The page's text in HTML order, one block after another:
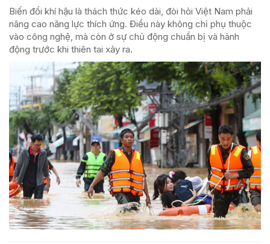
Biến đổi khí hậu là thách thức kéo dài, đòi hỏi Việt Nam phải
nâng cao năng lực thích ứng. Điều này không chỉ phụ thuộc
vào công nghệ, mà còn ở sự chủ động chuẩn bị và hành
động trước khi thiên tai xảy ra.